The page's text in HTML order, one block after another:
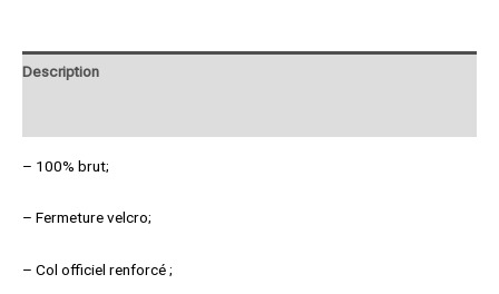
Description
– 100% brut;
– Fermeture velcro;
– Col officiel renforcé ;